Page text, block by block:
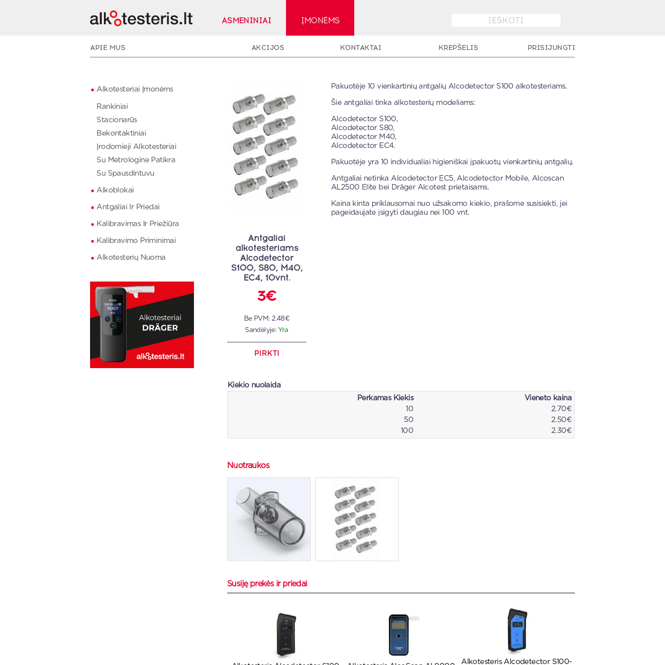
ASMENINIAI ĮMONĖMS
APIE MUS AKCIJOS KONTAKTAI KREPŠELIS PRISIJUNGTI
Alkotesteriai Įmonėms
Rankiniai
Stacionarūs
Bekontaktiniai
Įrodomieji Alkotesteriai
Su Metrologine Patikra
Su Spausdintuvu
Alkoblokai
Antgaliai Ir Priedai
Kalibravimas Ir Priežiūra
Kalibravimo Priminimai
Alkotesterių Nuoma
ANTGALIAI ALKOTESTERIAMS
ALCODETECTOR S100, S80, M40, EC4, 10VNT.
Antgaliai
alkotesteriams
Alcodetector
S100, S80, M40,
EC4, 10vnt.
3€
Be PVM: 2.48€
Sandėlyje: Yra
PIRKTI
Pakuotėje 10 vienkartinių antgalių Alcodetector S100 alkotesteriams.
Šie antgaliai tinka alkotesterių modeliams:
Alcodetector S100,
Alcodetector S80,
Alcodetector M40,
Alcodetector EC4.
Pakuotėje yra 10 individualiai higieniškai įpakuotų vienkartinių antgalių.
Antgaliai netinka Alcodetector EC5, Alcodetector Mobile, Alcoscan
AL2500 Elite bei Dräger Alcotest prietaisams.
Kaina kinta priklausomai nuo užsakomo kiekio, prašome susisiekti, jei
pageidaujate įsigyti daugiau nei 100 vnt.
Kiekio nuolaida
Perkamas Kiekis
Vieneto kaina
10
2.70€
50
2.50€
100
2.30€
Nuotraukos
Susiję prekės ir priedai
Alkotesteris Alcodetector S100-